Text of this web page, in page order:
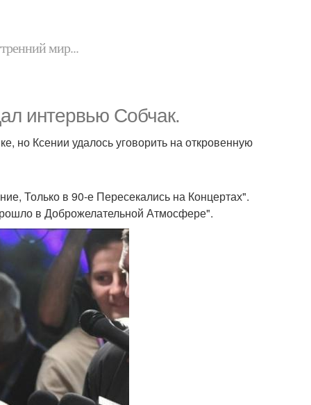
мир...
интервью Собчак.
но Ксении удалось уговорить на откровенную
Только в 90-е Пересекались на Концертах".
в Доброжелательной Атмосфере".